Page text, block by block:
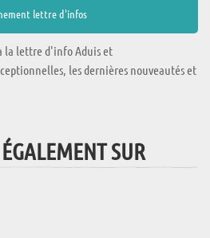
la lettre d'info Aduis et
les dernières nouveautés et
SUR